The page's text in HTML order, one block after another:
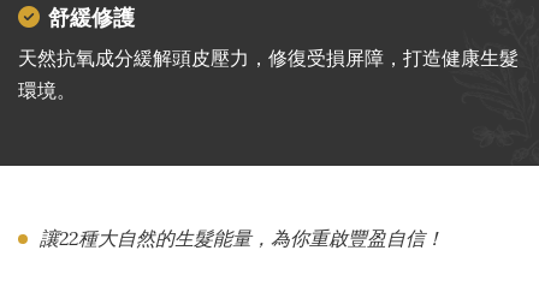
舒緩修護
天然抗氧成分緩解頭皮壓力，修復受損屏障，打造健康生髮
環境。
讓22種大自然的生髮能量，為你重啟豐盈自信！